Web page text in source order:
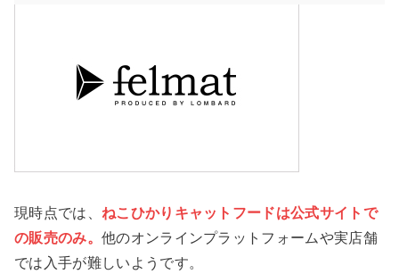
現時点では、 ねこひかりキャットフードは公式サイトで
の販売のみ。 他のオンラインプラットフォームや実店舗
では入手が難しいようです。